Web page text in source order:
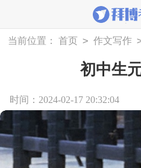
当前位置： 首页 > 作文写作
初中生
时间：2024-02-17 20:32:04